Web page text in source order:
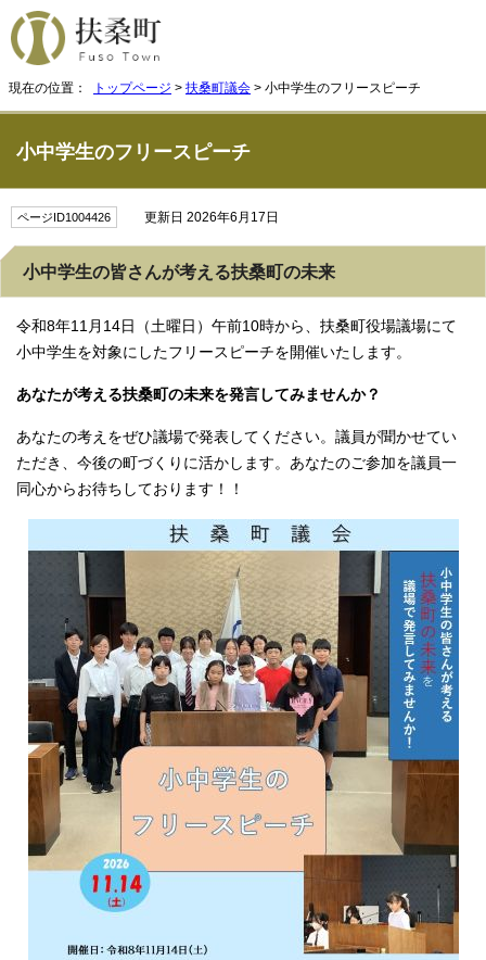
現在の位置： トップページ > 扶桑町議会 > 小中学生のフリースピーチ
小中学生のフリースピーチ
ページID1004426 更新日 2026年6月17日
小中学生の皆さんが考える扶桑町の未来
令和8年11月14日（土曜日）午前10時から、扶桑町役場議場にて
小中学生を対象にしたフリースピーチを開催いたします。
あなたが考える扶桑町の未来を発言してみませんか？
あなたの考えをぜひ議場で発表してください。議員が聞かせてい
ただき、今後の町づくりに活かします。あなたのご参加を議員一
同心からお待ちしております！！